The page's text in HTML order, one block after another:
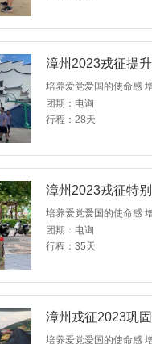
漳州2023戎征提
培养爱党爱国的使命感
团期：电询
行程：28天
漳州2023戎征特
培养爱党爱国的使命感
团期：电询
行程：35天
漳州戎征2023巩